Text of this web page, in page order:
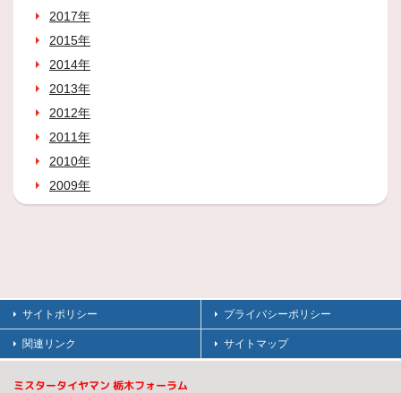
2017年
2015年
2014年
2013年
2012年
2011年
2010年
2009年
サイトポリシー プライバシーポリシー
関連リンク サイトマップ
ミスタータイヤマン 栃木フォーラム